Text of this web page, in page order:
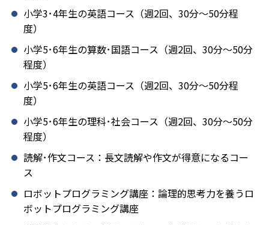
小学3･4年生の英語コース（週2回、30分～50分程
度）
小学5･6年生の算数･国語コース（週2回、30分～50分
程度）
小学5･6年生の英語コース（週2回、30分～50分程
度）
小学5･6年生の理科･社会コース（週2回、30分～50分
程度）
読解･作文コース：長文読解や作文が得意になるコー
ス
ロボットプログラミング講座：論理的思考力を養うロ
ボットプログラミング講座